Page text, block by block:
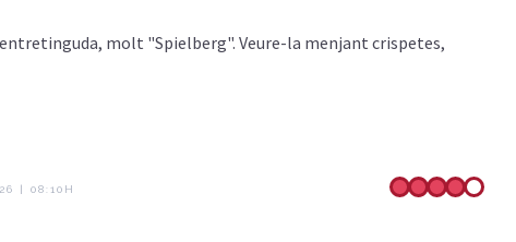
molt "Spielberg". Veure-la menjant crispetes,
| 08:10H